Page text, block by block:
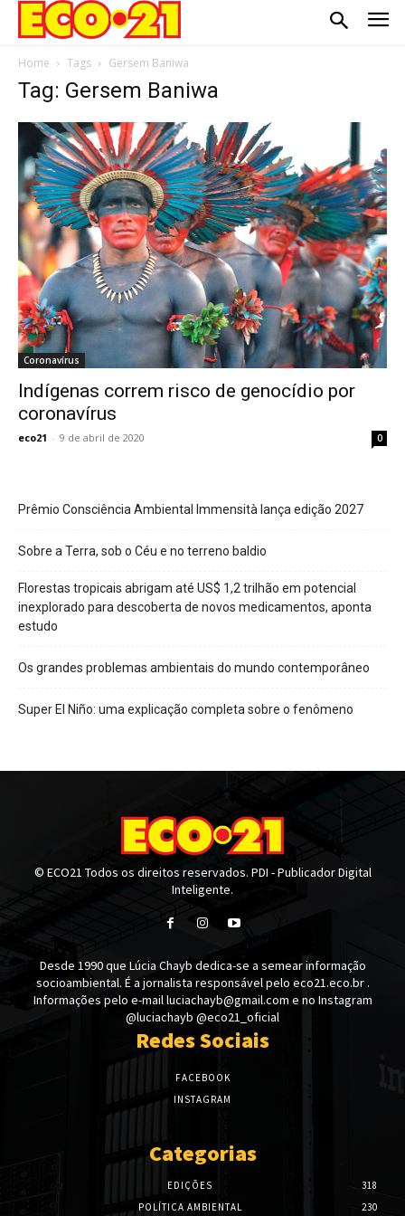
Home Tags Gersem Baniwa
Tag: Gersem Baniwa
Coronavírus
Indígenas correm risco de genocídio por
coronavírus
eco21 - 9 de abril de 2020 0
Prêmio Consciência Ambiental Immensità lança edição 2027
Sobre a Terra, sob o Céu e no terreno baldio
Florestas tropicais abrigam até US$ 1,2 trilhão em potencial
inexplorado para descoberta de novos medicamentos, aponta
estudo
Os grandes problemas ambientais do mundo contemporâneo
Super El Niño: uma explicação completa sobre o fenômeno
© ECO21 Todos os direitos reservados. PDI - Publicador Digital
Inteligente.
Desde 1990 que Lúcia Chayb dedica-se a semear informação
socioambiental. É a jornalista responsável pelo eco21.eco.br .
Informações pelo e-mail luciachayb@gmail.com e no Instagram
@luciachayb @eco21_oficial
Redes Sociais
FACEBOOK
INSTAGRAM
Categorias
EDIÇÕES
318
POLÍTICA AMBIENTAL
230